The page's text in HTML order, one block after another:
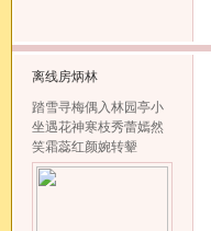
离线房炳林
踏雪寻梅偶入林园亭小
坐遇花神寒枝秀蕾嫣然
笑霜蕊红颜婉转颦